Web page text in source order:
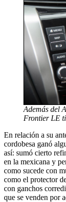
Además del
Frontier LE
En relación a su
cordobesa ganó
así: sumó cierto
en la mexicana y
como sucede con
como el protector
con ganchos
que se venden por